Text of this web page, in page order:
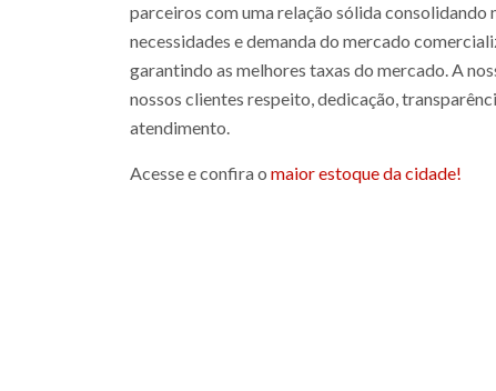
parceiros com uma relação sólida consolidando
necessidades e demanda do mercado
garantindo as melhores taxas do mercado. A
nossos clientes respeito, dedicação,
atendimento.
Acesse e confira o maior estoque da cidade!